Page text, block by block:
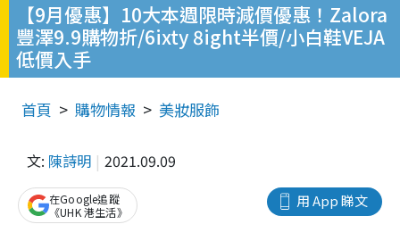
【9月優惠】10大本週限時減價優惠！Zalora
豐澤9.9購物折/6ixty 8ight半價/小白鞋VEJA
低價入手
首頁 購物情報 美妝服飾
文: 陳詩明 2021.09.09
用 App 睇文
在Google追蹤
《UHK 港生活》